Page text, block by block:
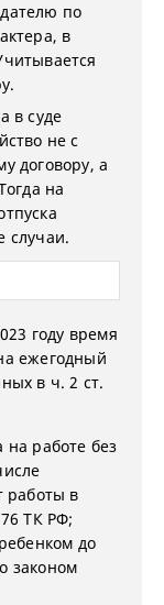
по
в
в суде
не с
договору, а
на
случаи.
году время
ежегодный
в ч. 2 ст.
на работе без
работы в
ТК РФ;
до
законом